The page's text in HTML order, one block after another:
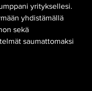
yrityksellesi.
yhdistämällä
sekä
saumattomaksi